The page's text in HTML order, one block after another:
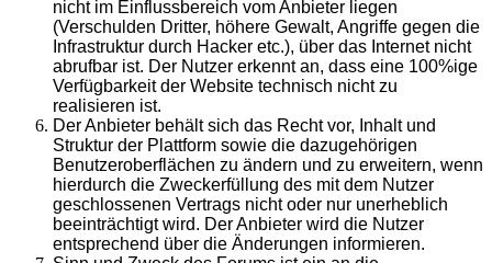
nicht im Einflussbereich vom Anbieter liegen
(Verschulden Dritter, höhere Gewalt, Angriffe gegen die
Infrastruktur durch Hacker etc.), über das Internet nicht
abrufbar ist. Der Nutzer erkennt an, dass eine 100%ige
Verfügbarkeit der Website technisch nicht zu
realisieren ist.
Der Anbieter behält sich das Recht vor, Inhalt und
Struktur der Plattform sowie die dazugehörigen
Benutzeroberflächen zu ändern und zu erweitern, wenn
hierdurch die Zweckerfüllung des mit dem Nutzer
geschlossenen Vertrags nicht oder nur unerheblich
beeinträchtigt wird. Der Anbieter wird die Nutzer
entsprechend über die Änderungen informieren.